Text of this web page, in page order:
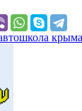
крым